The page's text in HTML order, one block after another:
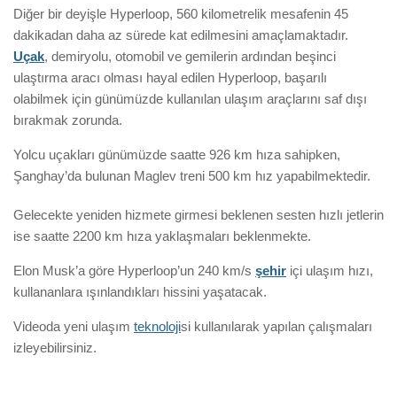
Diğer bir deyişle Hyperloop, 560 kilometrelik mesafenin 45
dakikadan daha az sürede kat edilmesini amaçlamaktadır.
Uçak, demiryolu, otomobil ve gemilerin ardından beşinci
ulaştırma aracı olması hayal edilen Hyperloop, başarılı
olabilmek için günümüzde kullanılan ulaşım araçlarını saf dışı
bırakmak zorunda.
Yolcu uçakları günümüzde saatte 926 km hıza sahipken,
Şanghay’da bulunan Maglev treni 500 km hız yapabilmektedir.
Gelecekte yeniden hizmete girmesi beklenen sesten hızlı jetlerin
ise saatte 2200 km hıza yaklaşmaları beklenmekte.
Elon Musk’a göre Hyperloop’un 240 km/s şehir içi ulaşım hızı,
kullananlara ışınlandıkları hissini yaşatacak.
Videoda yeni ulaşım teknolojisi kullanılarak yapılan çalışmaları
izleyebilirsiniz.